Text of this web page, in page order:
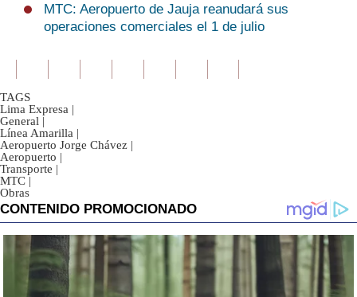
MTC: Aeropuerto de Jauja reanudará sus
operaciones comerciales el 1 de julio
TAGS
Lima Expresa |
General |
Línea Amarilla |
Aeropuerto Jorge Chávez |
Aeropuerto |
Transporte |
MTC |
Obras